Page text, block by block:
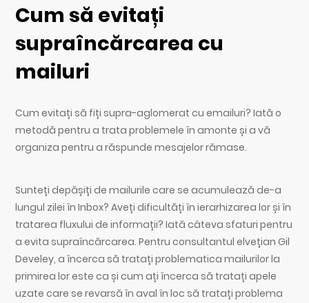
Cum să evitați
supraîncărcarea cu
mailuri
Cum evitați să fiți supra-aglomerat cu emailuri? Iată o
metodă pentru a trata problemele în amonte și a vă
organiza pentru a răspunde mesajelor rămase.
Sunteți depășiți de mailurile care se acumulează de-a
lungul zilei în Inbox? Aveți dificultăți în ierarhizarea lor și în
tratarea fluxului de informații? Iată câteva sfaturi pentru
a evita supraîncărcarea. Pentru consultantul elvețian Gil
Develey, a încerca să tratați problematica mailurilor la
primirea lor este ca și cum ați încerca să tratați apele
uzate care se revarsă în aval în loc să tratați problema